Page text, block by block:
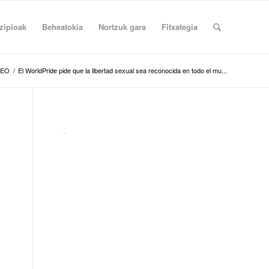
Beheatokia Nortzuk gara Fitxategia
/ El WorldPride pide que la libertad sexual sea reconocida en todo el mu...
.